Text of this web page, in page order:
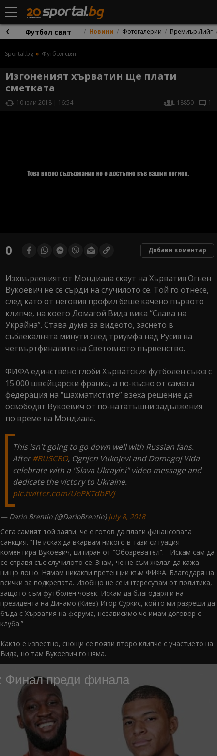
Футбол свят Новини Фотогалерии Премиър Лийг
Sportal.bg Футбол свят
Изгоненият хърватин ще плати
сметката
10 юли 2018 | 16:54 18850 1
of0 Добави коментар
Изхвърленият от Мондиала скаут на Хърватия Огнен
Вукоевич не се сърди на случилото се. Той го отнесе,
след като от неговия профил беше качено първото
клипче, на което Домагой Вида вика “Слава на
Украйна”. Става дума за видеото, заснето в
съблекалнята минути след триумфа над Русия на
четвъртфиналите на Световното първенство.
ФИФА единствено глоби Хърватския футболен съюз с
15 000 швейцарски франка, а по-късно от самата
федерация на “шахматистите” взеха решение да
освободят Вукоевич от по-нататъшни задължения
по време на Мондиала.
This isn't going to go down well with Russian fans.
After#RUSCRO, Ognjen Vukojevi and Domagoj Vida
celebrate with a "Slava Ukrayini" video message and
dedicate the victory to Ukraine.
pic.twitter.com/UePKTdbFVJ
— Dario Brentin (@DarioBrentin) July 8, 2018
Сега самият той заяви, че е готов да плати финансовата
санкция. “Не исках да вкарвам никого в тази ситуация -
коментира Вукоевич, цитиран от “Обозревател”. - Искам сам да
се справя със случилото се. Знам, че не съм желал да кажа
нищо лошо. Нямам никакви претенции към ФИФА. Благодаря на
всички за подкрепата. Изобщо не се интересувам от политика,
защото съм футболен човек. Искам да благодаря и на
президента на Динамо (Киев) Игор Суркис, който ми разреши да
бъда с Хърватия на форума, независимо че имам договор с
клуба.”
Както е известно, снощи се появи второ клипче с участието на
Вида, но там Вукоевич го няма.